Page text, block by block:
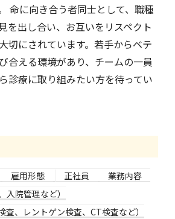
命に向き合う者同士として、職種
を出し合い、お互いをリスペクト
切にされています。若手からベテ
合える環境があり、チームの一員
診療に取り組みたい方を待ってい
雇用形態 正社員
業務内容
入院管理など）
査、レントゲン検査、CT検査など）